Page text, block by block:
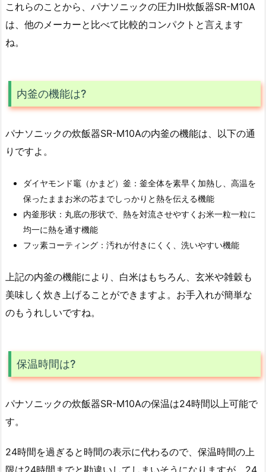
これらのことから、パナソニックの圧力IH炊飯器SR-M10A
は、他のメーカーと比べて比較的コンパクトと言えます
ね。
内釜の機能は?
パナソニックの炊飯器SR-M10Aの内釜の機能は、以下の通
りですよ。
ダイヤモンド竈（かまど）釜：釜全体を素早く加熱し、高温を
保ったままお米の芯までしっかりと熱を伝える機能
内釜形状：丸底の形状で、熱を対流させやすくお米一粒一粒に
均一に熱を通す機能
フッ素コーティング：汚れが付きにくく、洗いやすい機能
上記の内釜の機能により、白米はもちろん、玄米や雑穀も
美味しく炊き上げることができますよ。お手入れが簡単な
のもうれしいですね。
保温時間は?
パナソニックの炊飯器SR-M10Aの保温は24時間以上可能で
す。
24時間を過ぎると時間の表示に代わるので、保温時間の上